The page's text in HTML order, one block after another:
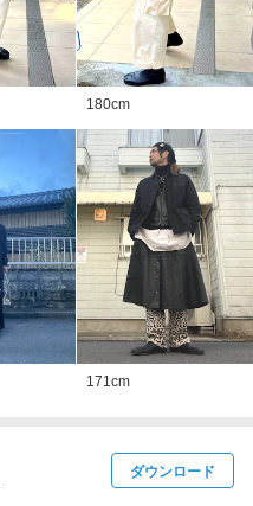
180cm
171cm
ダウンロード